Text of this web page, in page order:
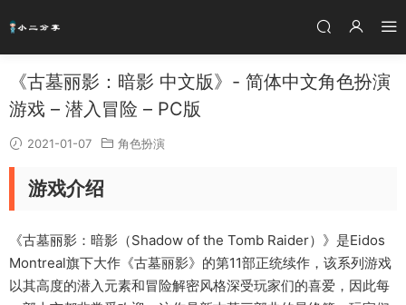
《古墓丽影：暗影 中文版》- 简体中文角色扮演
游戏 – 潜入冒险 – PC版
2021-01-07 角色扮演
游戏介绍
《古墓丽影：暗影（Shadow of the Tomb Raider）》是Eidos
Montreal旗下大作《古墓丽影》的第11部正统续作，该系列游戏
以其高度的潜入元素和冒险解密风格深受玩家们的喜爱，因此每